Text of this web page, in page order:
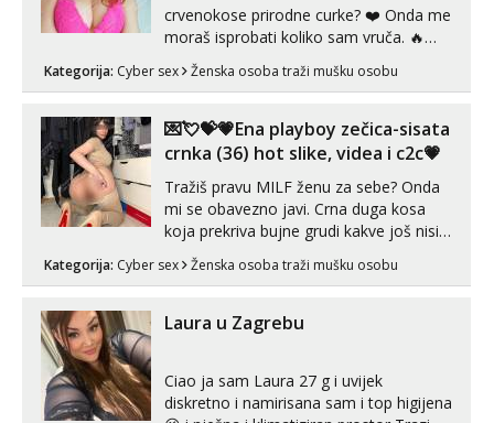
crvenokose prirodne curke? ❤️ Onda me
moraš isprobati koliko sam vruča.‎ ️‍🔥
MLADA vražica koja ima 100%
prorodne grudi, 💦 Misli su mi uvijek
U mojoj raznolikoj ponudi možeš
pranaći nešto po svojoj mjeri. Sexi videa
s kolegica...
Kategorija: Cyber sex Ženska osoba traži mušku osobu
💌💘💝💗Ena playboy zečica-sisata
crnka (36) hot slike, videa i c2c💗
Tražiš pravu MILF ženu za sebe? Onda
mi se obavezno javi. Crna duga kosa
koja prekriva bujne grudi kakve još nisi
vidio, čista ŠESTICA! A usne? O usnama
bolje da ni ne pričam. Prave pune usne
vjeruj mi, takve još nisi vidio. Uvijek sam
spremna za ONLOINE zabavu...
Kategorija: Cyber sex Ženska osoba traži mušku osobu
Laura u Zagrebu
Ciao ja sam Laura 27 g i uvijek
diskretno i namirisana sam i top higijena